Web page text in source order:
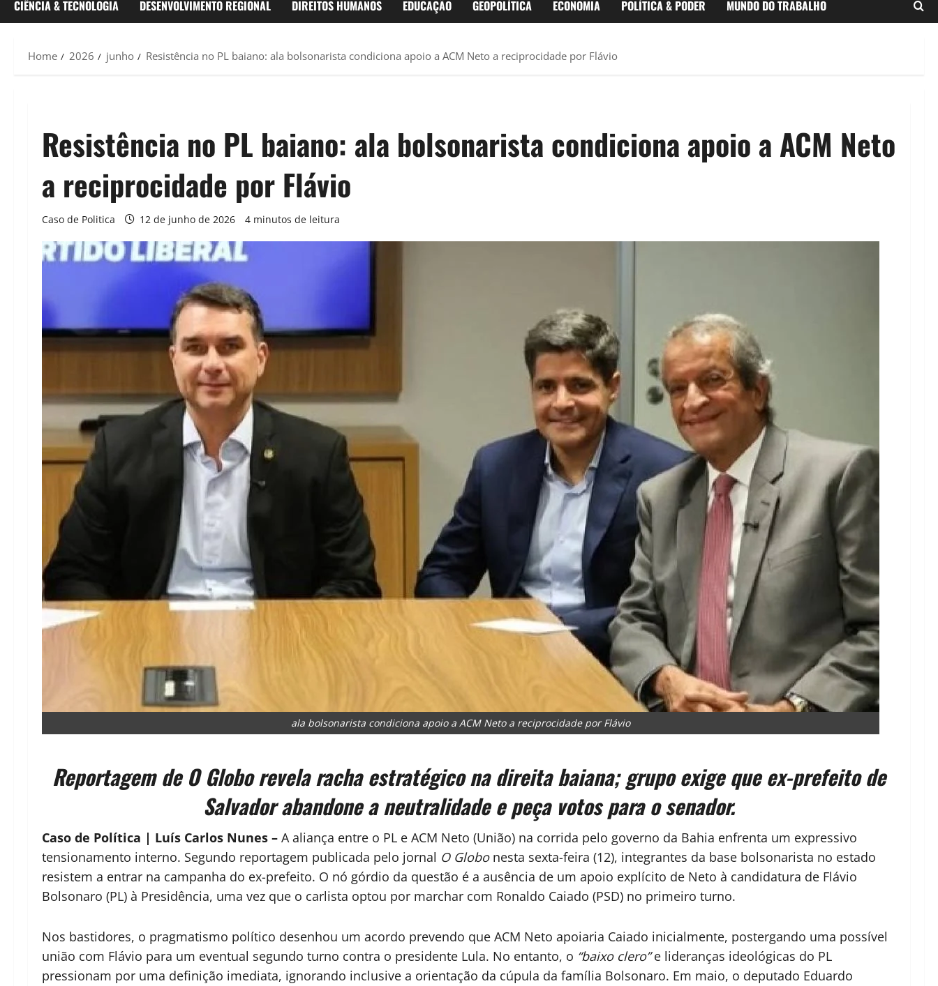
CIÊNCIA & TECNOLOGIA DESENVOLVIMENTO REGIONAL DIREITOS HUMANOS EDUCAÇÃO GEOPOLÍTICA ECONOMIA POLÍTICA & PODER MUNDO DO TRABALHO
Home 2026 junho Resistência no PL baiano: ala bolsonarista condiciona apoio a ACM Neto a reciprocidade por Flávio
Resistência no PL baiano: ala bolsonarista condiciona apoio a ACM Neto
a reciprocidade por Flávio
Caso de Politica 12 de junho de 2026 4 minutos de leitura
ala bolsonarista condiciona apoio a ACM Neto a reciprocidade por Flávio
Reportagem de O Globo revela racha estratégico na direita baiana; grupo exige que ex-prefeito de
Salvador abandone a neutralidade e peça votos para o senador.
Caso de Política | Luís Carlos Nunes – A aliança entre o PL e ACM Neto (União) na corrida pelo governo da Bahia enfrenta um expressivo
tensionamento interno. Segundo reportagem publicada pelo jornal O Globonesta sexta-feira (12), integrantes da base bolsonarista no estado
resistem a entrar na campanha do ex-prefeito. O nó górdio da questão é a ausência de um apoio explícito de Neto à candidatura de Flávio
Bolsonaro (PL) à Presidência, uma vez que o carlista optou por marchar com Ronaldo Caiado (PSD) no primeiro turno.
Nos bastidores, o pragmatismo político desenhou um acordo prevendo que ACM Neto apoiaria Caiado inicialmente, postergando uma possível
união com Flávio para um eventual segundo turno contra o presidente Lula. No entanto, o “baixo clero”e lideranças ideológicas do PL
pressionam por uma definição imediata, ignorando inclusive a orientação da cúpula da família Bolsonaro. Em maio, o deputado Eduardo